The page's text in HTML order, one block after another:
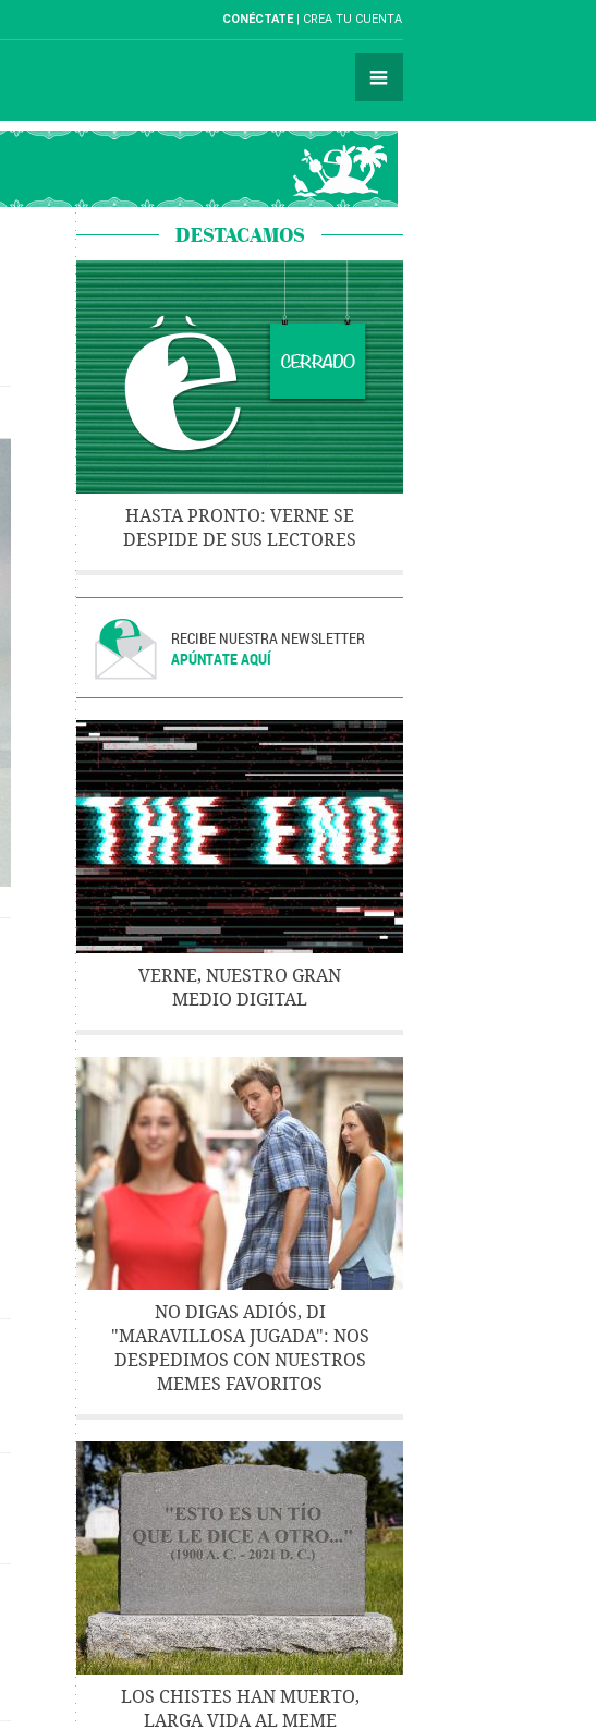
CONÉCTATE CREA TU CUENTA
DESTACAMOS
HASTA PRONTO: VERNE SE
DESPIDE DE SUS LECTORES
RECIBE NUESTRA NEWSLETTER
APÚNTATE AQUÍ
VERNE, NUESTRO GRAN
MEDIO DIGITAL
NO DIGAS ADIÓS, DI
"MARAVILLOSA JUGADA": NOS
DESPEDIMOS CON NUESTROS
MEMES FAVORITOS
LOS CHISTES HAN MUERTO,
LARGA VIDA AL MEME